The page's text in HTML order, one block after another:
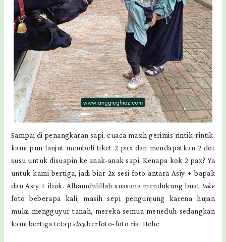
Sampai di penangkaran sapi, cuaca masih gerimis rintik-rintik,
kami pun lanjut membeli tiket 2 pax dan mendapatkan 2 dot
susu untuk disuapin ke anak-anak sapi. Kenapa kok 2 pax? Ya
untuk kami bertiga, jadi biar 2x sesi foto antara Asiy + bapak
dan Asiy + ibuk. Alhamdulillah suasana mendukung buat take
foto beberapa kali, masih sepi pengunjung karena hujan
mulai mengguyur tanah, mereka semua meneduh sedangkan
kami bertiga tetapslayberfoto-foto ria. Hehe